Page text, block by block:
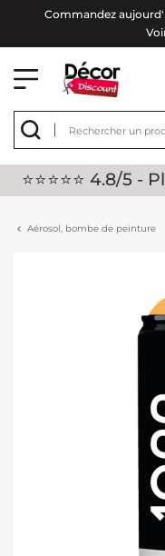
Commandez
⭐⭐⭐⭐⭐ 4.8/5
Aérosol, bombe de peinture